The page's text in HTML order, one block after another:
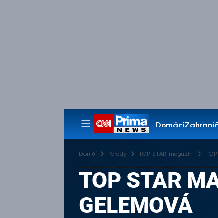
Domácí
Pořady
Domů Pořady TOP STAR magazín
TOP STAR
GELEMOVÁ